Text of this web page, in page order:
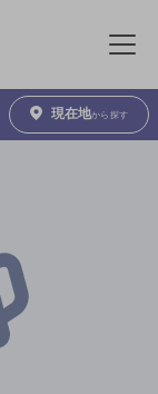
メニュ
現在地から探す